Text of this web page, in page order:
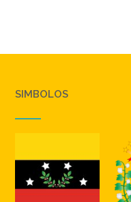
SIMBOLOS